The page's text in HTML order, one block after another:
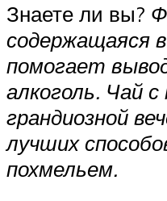
Знаете ли вы?
содержащаяся
помогает
алкоголь. Чай
грандиозной
лучших
похмельем.